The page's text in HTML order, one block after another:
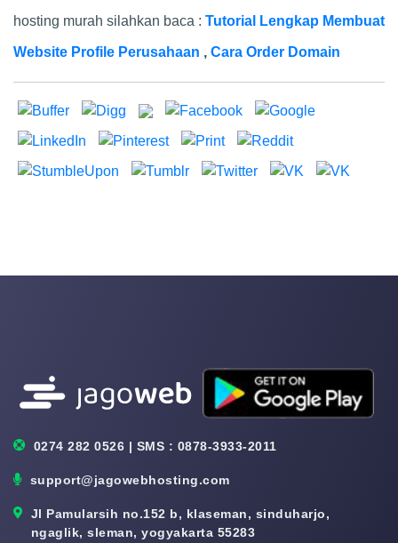
hosting murah silahkan baca : Tutorial Lengkap Membuat
Website Profile Perusahaan , Cara Order Domain
0274 282 0526 | SMS : 0878-3933-2011
support@jagowebhosting.com
Jl Pamularsih no.152 b, klaseman, sinduharjo,
ngaglik, sleman, yogyakarta 55283